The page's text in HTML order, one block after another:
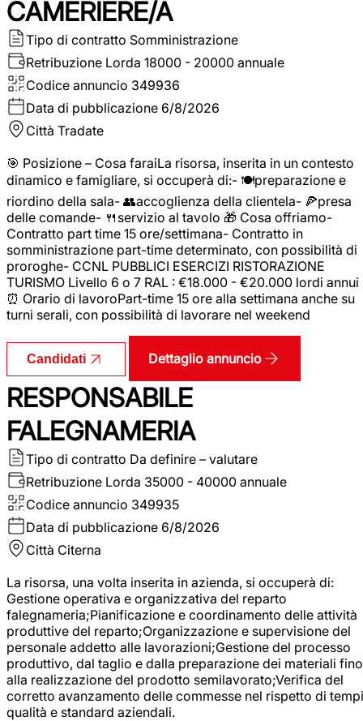
CAMERIERE/A
Tipo di contratto Somministrazione
Retribuzione Lorda 18000 - 20000 annuale
Codice annuncio 349936
Data di pubblicazione 6/8/2026
Città Tradate
🎯 Posizione – Cosa faraiLa risorsa, inserita in un contesto
dinamico e famigliare, si occuperà di:- 🍽️preparazione e
riordino della sala- 👥accoglienza della clientela- 🍕presa
delle comande- 🍴servizio al tavolo 🎁 Cosa offriamo-
Contratto part time 15 ore/settimana- Contratto in
somministrazione part-time determinato, con possibilità di
proroghe- CCNL PUBBLICI ESERCIZI RISTORAZIONE
TURISMO Livello 6 o 7 RAL : €18.000 - €20.000 lordi annui
⏰ Orario di lavoroPart-time 15 ore alla settimana anche su
turni serali, con possibilità di lavorare nel weekend
Candidati Dettaglio annuncio
RESPONSABILE
FALEGNAMERIA
Tipo di contratto Da definire – valutare
Retribuzione Lorda 35000 - 40000 annuale
Codice annuncio 349935
Data di pubblicazione 6/8/2026
Città Citerna
La risorsa, una volta inserita in azienda, si occuperà di:
Gestione operativa e organizzativa del reparto
falegnameria;Pianificazione e coordinamento delle attività
produttive del reparto;Organizzazione e supervisione del
personale addetto alle lavorazioni;Gestione del processo
produttivo, dal taglio e dalla preparazione dei materiali fino
alla realizzazione del prodotto semilavorato;Verifica del
corretto avanzamento delle commesse nel rispetto di
qualità e standard aziendali.